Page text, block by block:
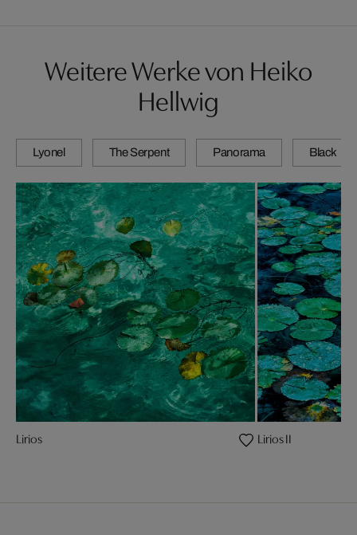
Weitere Werke von Heiko
Hellwig
Lyonel The Serpent Panorama Black
Lirios Lirios II